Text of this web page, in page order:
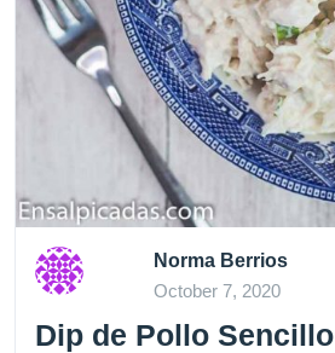
Norma Berrios
October 7, 2020
Dip de Pollo Sencillo